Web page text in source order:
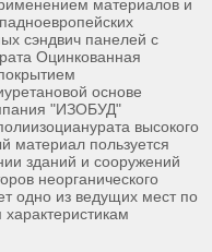
материалов и
сэндвич панелей с
Оцинкованная
основе
"ИЗОБУД"
высокого
материал пользуется
зданий и сооружений
неорганического
одно из ведущих мест по